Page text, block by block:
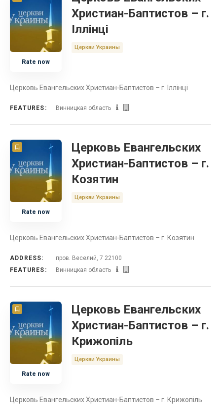
Rate now
Христиан-Баптистов – г.
Іллінці
Церкви Украины
Церковь Евангельских Христиан-Баптистов – г. Іллінці
FEATURES: Винницкая область
Rate now
Церковь Евангельских
Христиан-Баптистов – г.
Козятин
Церкви Украины
Церковь Евангельских Христиан-Баптистов – г. Козятин
ADDRESS:
пров. Веселий, 7 22100
FEATURES:
Винницкая область
Rate now
Церковь Евангельских
Христиан-Баптистов – г.
Крижопіль
Церкви Украины
Церковь Евангельских Христиан-Баптистов – г. Крижопіль